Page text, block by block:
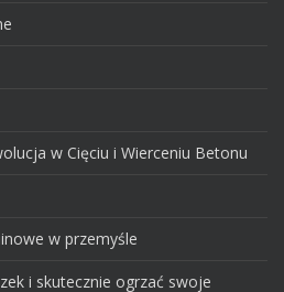
w Cięciu i Wierceniu Betonu
w przemyśle
i skutecznie ogrzać swoje